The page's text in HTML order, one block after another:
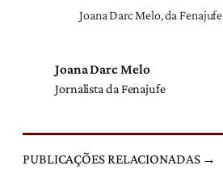
Joana Darc Melo, da Fenajufe
Joana Darc Melo
Jornalista da Fenajufe
PUBLICAÇÕES RELACIONADAS →